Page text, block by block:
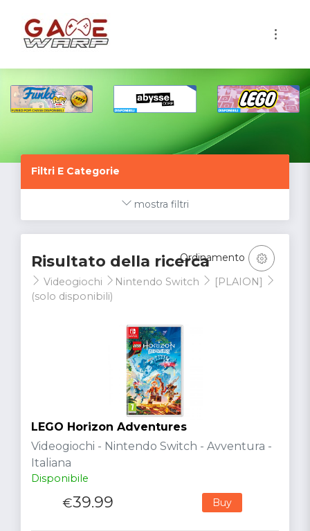
Filtri E Categorie
mostra filtri
Risultato della ricerca
Videogiochi Nintendo Switch
[PLAION]
(solo disponibili)
Ordinamento
LEGO Horizon Adventures
Videogiochi - Nintendo Switch - Avventura -
Italiana
Disponibile
€39.99 Buy